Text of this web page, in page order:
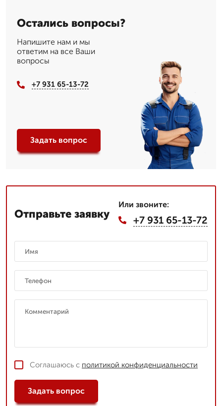
Остались вопросы?
Напишите нам и мы
ответим на все Ваши
вопросы
+7 931 65-13-72
Задать вопрос
Отправьте заявку
Или звоните:
+7 931 65-13-72
Соглашаюсь с политикой конфиденциальности
Задать вопрос